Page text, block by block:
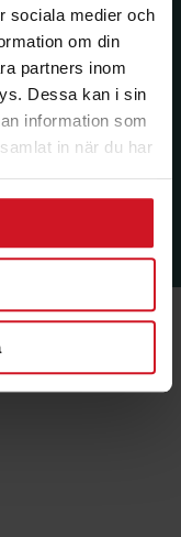
sociala medier och
om din
partners inom
Dessa kan i sin
information som
in när du har